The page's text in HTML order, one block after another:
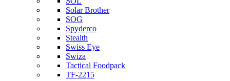
Solar Brother
SOG
Spyderco
Stealth
Swiss Eye
Swiza
Tactical Foodpack
TF-2215